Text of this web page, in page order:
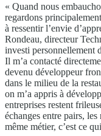
« Quand nous
regardons
à ressentir l’envie
Rondeau, directeur
investi personnellement
Il m’a contacté
devenu développeur
dans le milieu de la
on m’a appris à
entreprises restent
échanges entre pairs,
même métier, c’est ce